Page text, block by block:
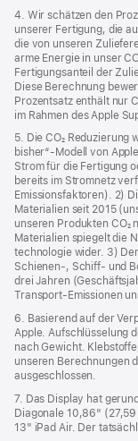
4. Wir schätzen den
unserer Fertigung, die
die von unseren
arme Energie in unser
Fertigungsanteil der
Diese Berechnung
Prozentsatz enthält nur
im Rahmen des Apple
5. Die CO₂ Reduzierung
bisher“-Modell von
Strom für die Fertigung
bereits im Stromnetz
Emissionsfaktoren). 2)
Materialien seit 2015
unseren Produkten CO₂
Materialien spiegelt die
technologie wider. 3)
Schienen‑, Schiff‑ und
drei Jahren
Transport-Emissionen
6. Basierend auf der
Apple. Aufschlüsselung
nach Gewicht.
unseren Berechnungen
ausgeschlossen.
7. Das Display hat
Diagonale 10,86"
13" iPad Air. Der